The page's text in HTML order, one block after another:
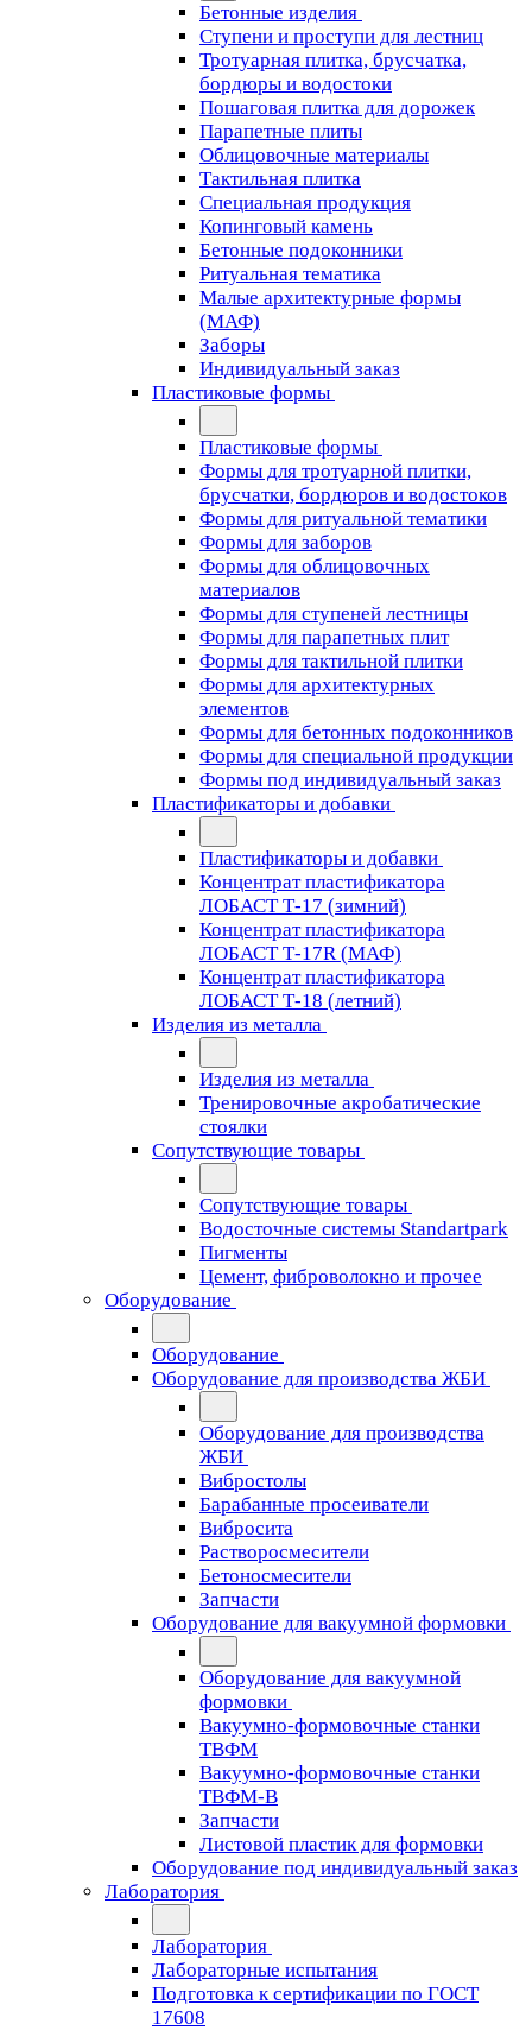
Бетонные изделия
Ступени и проступи для лестниц
Тротуарная плитка, брусчатка,
бордюры и водостоки
Пошаговая плитка для дорожек
Парапетные плиты
Облицовочные материалы
Тактильная плитка
Специальная продукция
Копинговый камень
Бетонные подоконники
Ритуальная тематика
Малые архитектурные формы
(МАФ)
Заборы
Индивидуальный заказ
Пластиковые формы
Пластиковые формы
Формы для тротуарной плитки,
брусчатки, бордюров и водостоков
Формы для ритуальной тематики
Формы для заборов
Формы для облицовочных
материалов
Формы для ступеней лестницы
Формы для парапетных плит
Формы для тактильной плитки
Формы для архитектурных
элементов
Формы для бетонных подоконников
Формы для специальной продукции
Формы под индивидуальный заказ
Пластификаторы и добавки
Пластификаторы и добавки
Концентрат пластификатора
ЛОБАСТ Т-17 (зимний)
Концентрат пластификатора
ЛОБАСТ Т-17R (МАФ)
Концентрат пластификатора
ЛОБАСТ Т-18 (летний)
Изделия из металла
Изделия из металла
Тренировочные акробатические
стоялки
Сопутствующие товары
Сопутствующие товары
Водосточные системы Standartpark
Пигменты
Цемент, фиброволокно и прочее
Оборудование
Оборудование
Оборудование для производства ЖБИ
Оборудование для производства
ЖБИ
Вибростолы
Барабанные просеиватели
Вибросита
Растворосмесители
Бетоносмесители
Запчасти
Оборудование для вакуумной формовки
Оборудование для вакуумной
формовки
Вакуумно-формовочные станки
ТВФМ
Вакуумно-формовочные станки
ТВФМ-В
Запчасти
Листовой пластик для формовки
Оборудование под индивидуальный заказ
Лаборатория
Лаборатория
Лабораторные испытания
Подготовка к сертификации по ГОСТ
17608